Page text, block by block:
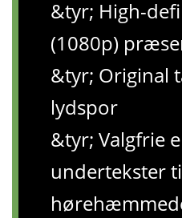
&tyr; High-
(1080p)
&tyr; Original
lydspor
&tyr; Valgfrie
undertekster